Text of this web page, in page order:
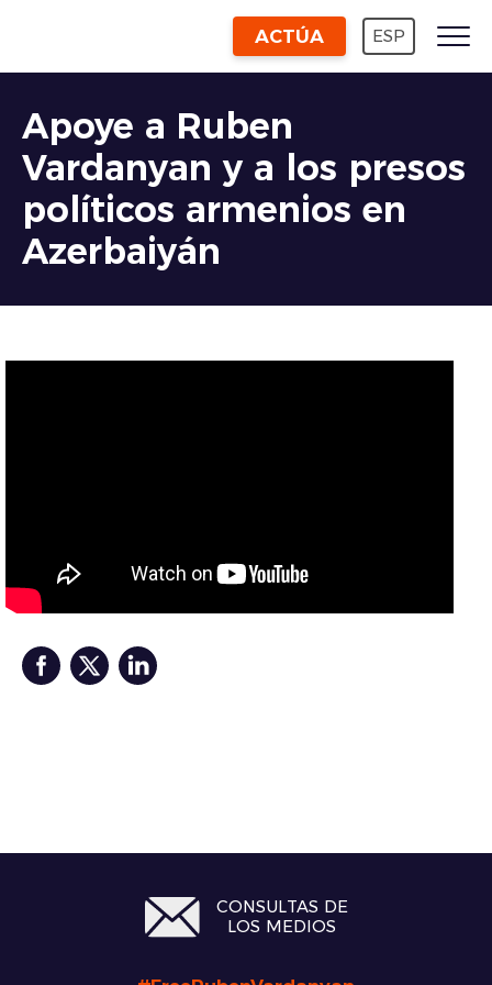
ACTÚA ESP
Apoye a Ruben
Vardanyan y a los presos
políticos armenios en
Azerbaiyán
CONSULTAS DE
LOS MEDIOS